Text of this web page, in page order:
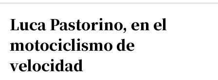
Luca Pastorino, en el
motociclismo de
velocidad